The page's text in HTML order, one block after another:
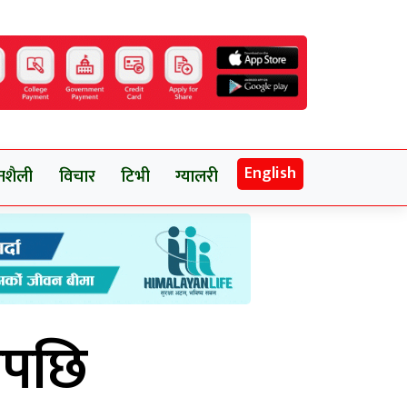
विचार टिभी ग्यालरी English